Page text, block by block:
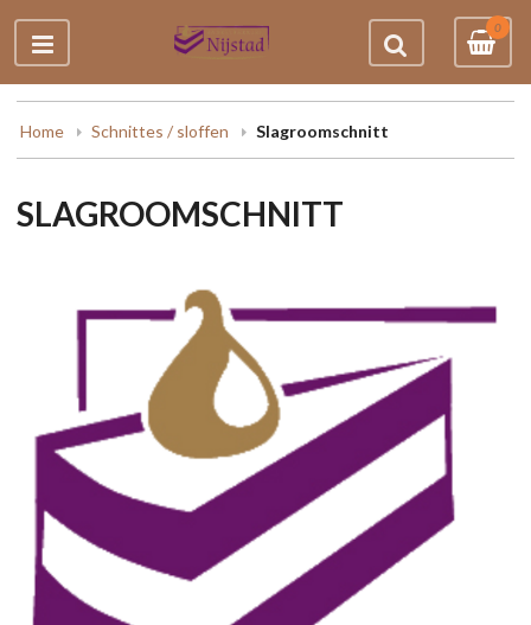
0
Home Schnittes / sloffen Slagroomschnitt
SLAGROOMSCHNITT